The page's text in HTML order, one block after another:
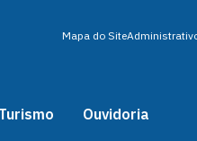
Mapa do Site
Turismo Ouvidoria